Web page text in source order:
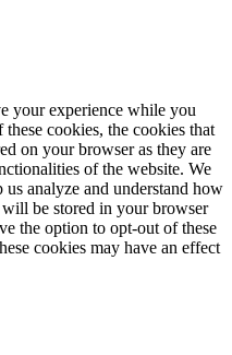
your experience while you
cookies, the cookies that
on your browser as they are
of the website. We
analyze and understand how
be stored in your browser
the option to opt-out of these
cookies may have an effect